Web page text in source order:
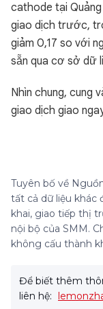
cathode tại
giao dịch trước,
giảm 0,17 so với
sẵn qua cơ sở dữ
Nhìn chung, cung
giao dịch giao
Tuyên bố về
tất cả dữ liệu khác
khai, giao tiếp thị
nội bộ của SMM.
không cấu thành
Để biết thêm
liên hệ: